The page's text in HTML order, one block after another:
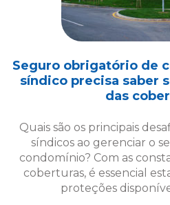
Quais são os principais
síndicos ao gerenciar o
coberturas, é essencial
proteções